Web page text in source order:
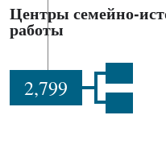
Центры семейно-
работы
2,799